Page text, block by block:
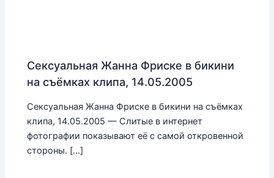
Сексуальная Жанна Фриске в бикини
на съёмках клипа, 14.05.2005
Сексуальная Жанна Фриске в бикини на съёмках
клипа, 14.05.2005 — Слитые в интернет
фотографии показывают её с самой откровенной
стороны. […]